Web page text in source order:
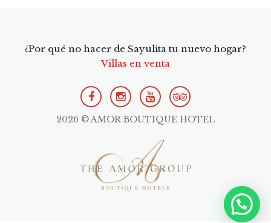
¿Por qué no hacer de Sayulita tu nuevo hogar?
Villas en venta
2026 © AMOR BOUTIQUE HOTEL